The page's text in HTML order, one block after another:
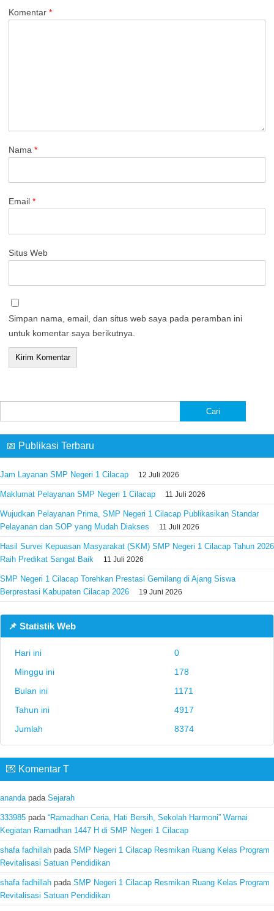
Komentar *
Nama *
Email *
Situs Web
Simpan nama, email, dan situs web saya pada peramban ini
untuk komentar saya berikutnya.
untuk:
📅 Publikasi Terbaru
Jam Layanan SMP Negeri 1 Cilacap 12 Juli 2026
Maklumat Pelayanan SMP Negeri 1 Cilacap 11 Juli 2026
Wujudkan Pelayanan Prima, SMP Negeri 1 Cilacap Publikasikan Standar
Pelayanan dan SOP yang Mudah Diakses
11 Juli 2026
Hasil Survei Kepuasan Masyarakat (SKM) SMP Negeri 1 Cilacap Tahun 2026
Raih Predikat Sangat Baik
11 Juli 2026
SMP Negeri 1 Cilacap Torehkan Prestasi Gemilang di Ajang Siswa
Berprestasi Kabupaten Cilacap 2026
19 Juni 2026
📌 Statistik Web
Hari ini
0
Minggu ini
178
Bulan ini
1171
Tahun ini
4917
Jumlah
8374
💌 Komentar T
anandapada Sejarah
333985 pada “Ramadhan Ceria, Hati Bersih, Sekolah Harmoni” Warnai
Kegiatan Ramadhan 1447 H di SMP Negeri 1 Cilacap
shafa fadhillah pada SMP Negeri 1 Cilacap Resmikan Ruang Kelas Program
Revitalisasi Satuan Pendidikan
shafa fadhillah pada SMP Negeri 1 Cilacap Resmikan Ruang Kelas Program
Revitalisasi Satuan Pendidikan